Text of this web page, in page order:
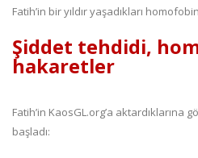
Fatih’in bir yıldır yaşadıkları
Şiddet tehdidi,
hakaretler
Fatih’in KaosGL.org’a aktardıklarına
başladı: